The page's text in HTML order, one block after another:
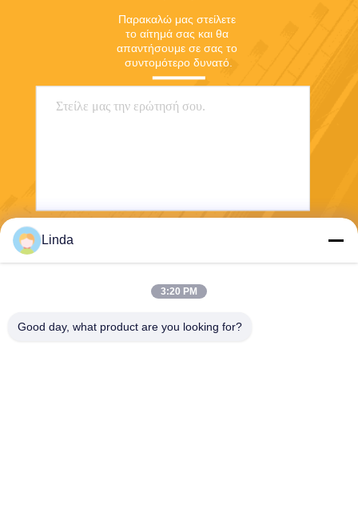
Παρακαλώ μας στείλετε
το αίτημά σας και θα
απαντήσουμε σε σας το
συντομότερο δυνατό.
Linda
3:20 PM
Good day, what product are you looking for?